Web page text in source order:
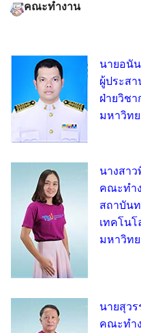
คณะทำงาน
นายอนั
ผู้ประส
ฝ่ายวิชา
มหาวิท
นางสา
คณะทำ
สถาบัน
เทคโน
มหาวิท
นายสุว
คณะทำ